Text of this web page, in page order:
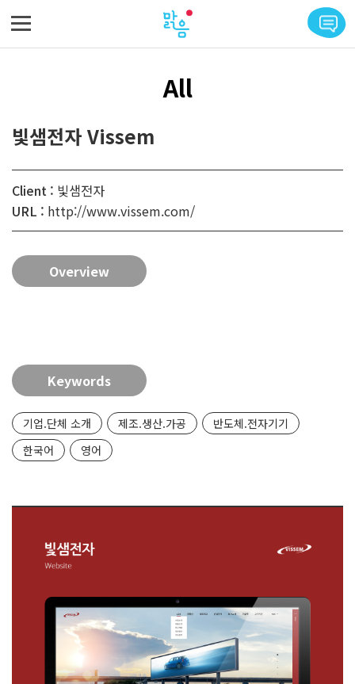
All
빛샘전자 Vissem
Client : 빛샘전자
URL : http://www.vissem.com/
Overview
Keywords
기업.단체 소개 제조.생산.가공
반도체.전자기기
한국어
영어